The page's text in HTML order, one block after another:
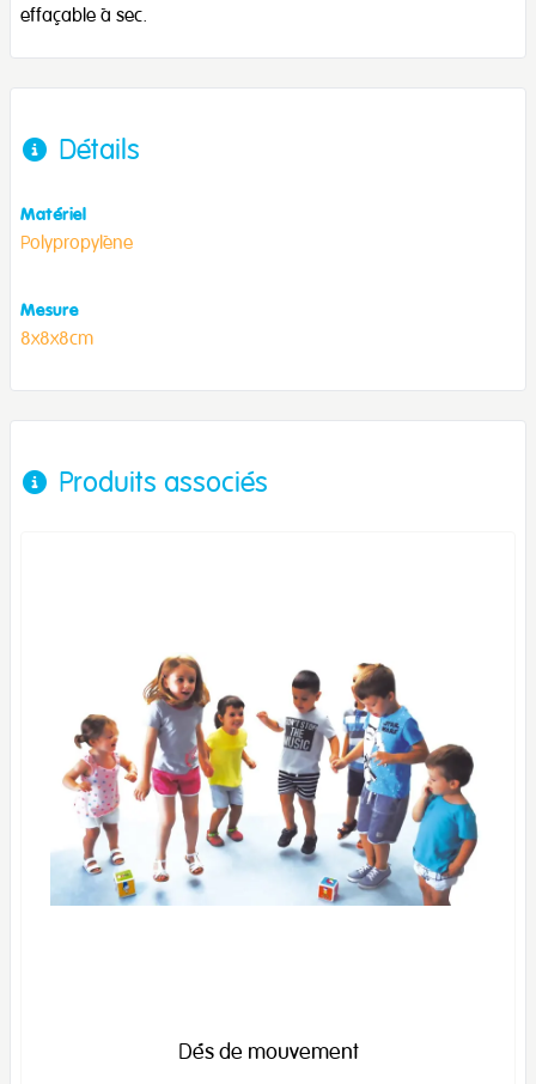
effaçable à sec.
Détails
Matériel
Polypropylène
Mesure
8x8x8cm
Produits associés
Dés de mouvement